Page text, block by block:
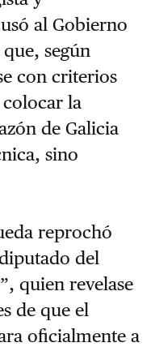
al Gobierno
según
con criterios
la
de Galicia
sino
reprochó
del
quien revelase
de que el
oficialmente a